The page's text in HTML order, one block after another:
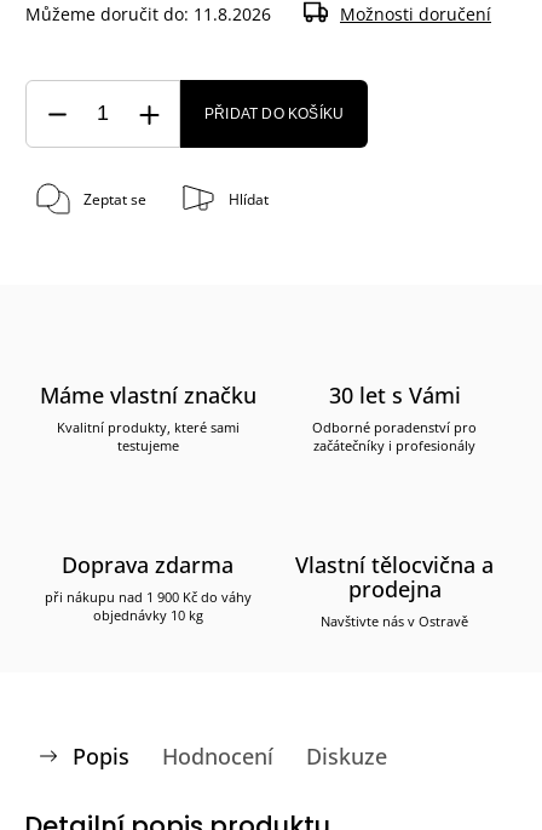
Můžeme doručit do: 11.8.2026 Možnosti doručení
PŘIDAT DO KOŠÍKU
Zeptat se Hlídat
Máme vlastní značku
Kvalitní produkty, které sami
testujeme
30 let s Vámi
Odborné poradenství pro
začátečníky i profesionály
Doprava zdarma
při nákupu nad 1 900 Kč do váhy
objednávky 10 kg
Vlastní tělocvična a
prodejna
Navštivte nás v Ostravě
Popis Hodnocení Diskuze